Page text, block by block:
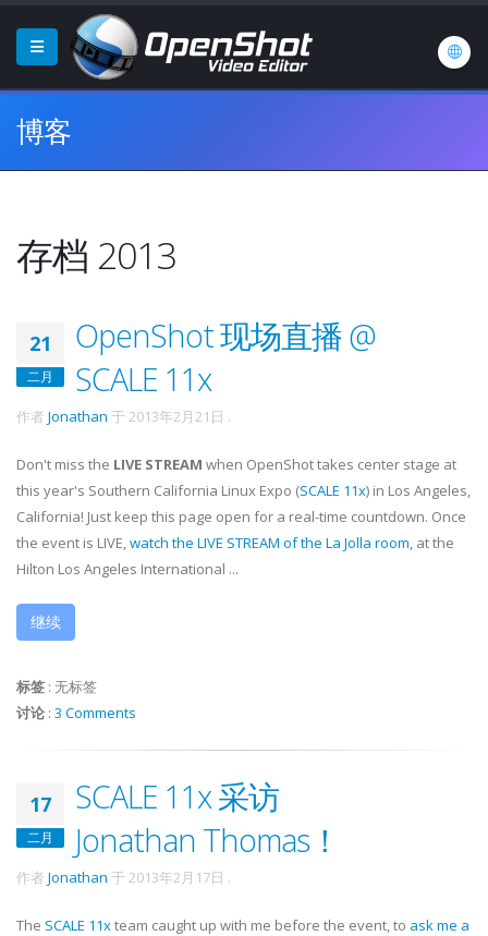
博客
存档 2013
21
二月
OpenShot 现场直播 @
SCALE 11x
作者 Jonathan 于 2013年2月21日 .
Don't miss the LIVE STREAM when OpenShot takes center stage at
this year's Southern California Linux Expo (SCALE 11x) in Los Angeles,
California! Just keep this page open for a real-time countdown. Once
the event is LIVE,watch the LIVE STREAM of the La Jolla room, at the
Hilton Los Angeles International ...
继续
标签 : 无标签
讨论 : 3 Comments
17
二月
SCALE 11x 采访
Jonathan Thomas！
作者 Jonathan 于 2013年2月17日 .
The SCALE 11xteam caught up with me before the event, to ask me a